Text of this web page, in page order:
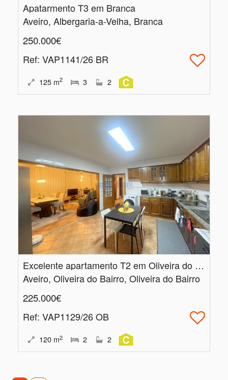
Apatarmento T3 em Branca
Aveiro, Albergaria-a-Velha, Branca
250.000€
Ref: VAP1141/26 BR
125 m2 3 2
Excelente apartamento T2 em Oliveira do Bairro
Aveiro, Oliveira do Bairro, Oliveira do Bairro
225.000€
Ref: VAP1129/26 OB
120 m2 2 2